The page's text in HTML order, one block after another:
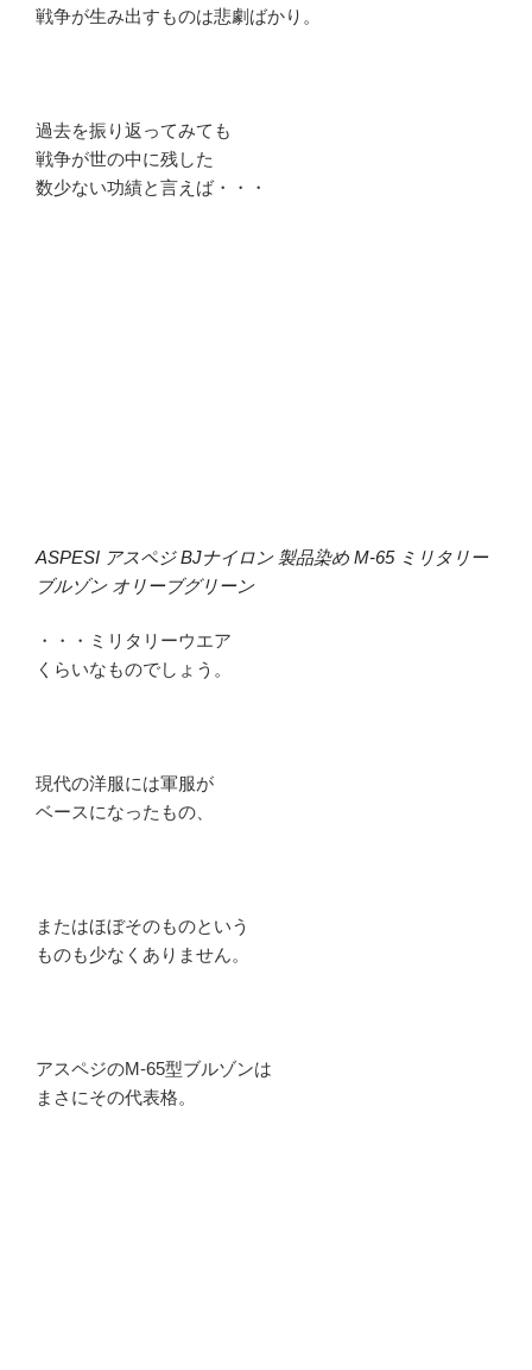
戦争が生み出すものは悲劇ばかり。
過去を振り返ってみても
戦争が世の中に残した
数少ない功績と言えば・・・
ASPESI アスペジ BJナイロン 製品染め M-65 ミリタリー
ブルゾン オリーブグリーン
・・・ミリタリーウエア
くらいなものでしょう。
現代の洋服には軍服が
ベースになったもの、
またはほぼそのものという
ものも少なくありません。
アスペジのM-65型ブルゾンは
まさにその代表格。